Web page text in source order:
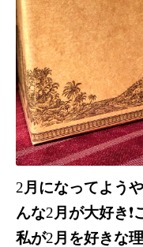
2月になってよう
んな2月が大好き❗️
私が2月を好きな